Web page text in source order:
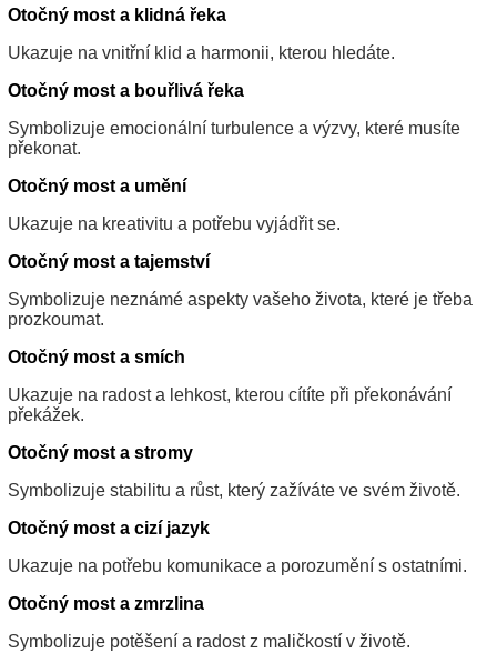
Otočný most a klidná řeka
Ukazuje na vnitřní klid a harmonii, kterou hledáte.
Otočný most a bouřlivá řeka
Symbolizuje emocionální turbulence a výzvy, které musíte
překonat.
Otočný most a umění
Ukazuje na kreativitu a potřebu vyjádřit se.
Otočný most a tajemství
Symbolizuje neznámé aspekty vašeho života, které je třeba
prozkoumat.
Otočný most a smích
Ukazuje na radost a lehkost, kterou cítíte při překonávání
překážek.
Otočný most a stromy
Symbolizuje stabilitu a růst, který zažíváte ve svém životě.
Otočný most a cizí jazyk
Ukazuje na potřebu komunikace a porozumění s ostatními.
Otočný most a zmrzlina
Symbolizuje potěšení a radost z maličkostí v životě.